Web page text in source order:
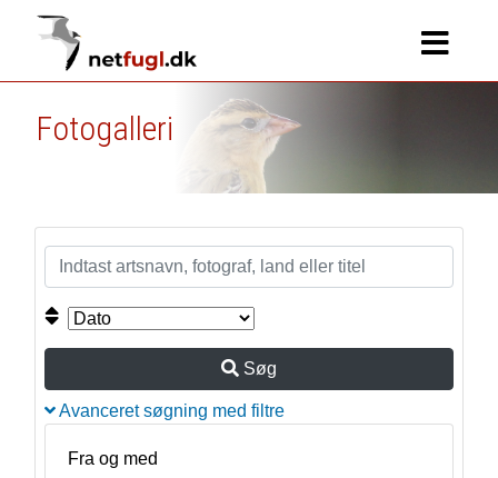
Fotogalleri
Søg
Avanceret søgning med filtre
Fra og med